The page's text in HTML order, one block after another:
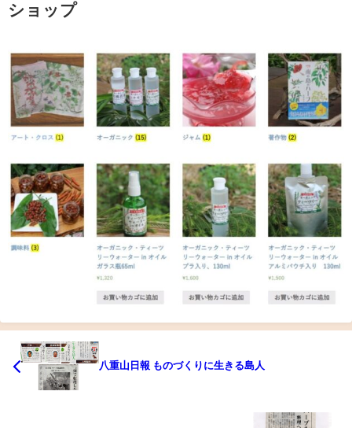
ショップ
八重山日報 ものづくりに生きる島人